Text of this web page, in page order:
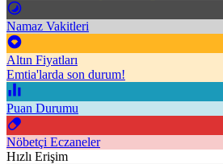
Namaz Vakitleri
Altın Fiyatları
Emtia'larda son durum!
Puan Durumu
Nöbetçi Eczaneler
Hızlı Erişim